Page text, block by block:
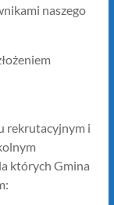
naszego
rekrutacyjnym i
których Gmina